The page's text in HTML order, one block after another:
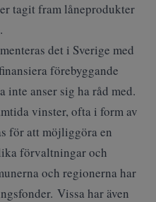
tagit fram låneprodukter
det i Sverige med
förebyggande
inte anser sig ha råd med.
vinster, ofta i form av
för att möjliggöra en
förvaltningar och
och regionerna har
Vissa har även